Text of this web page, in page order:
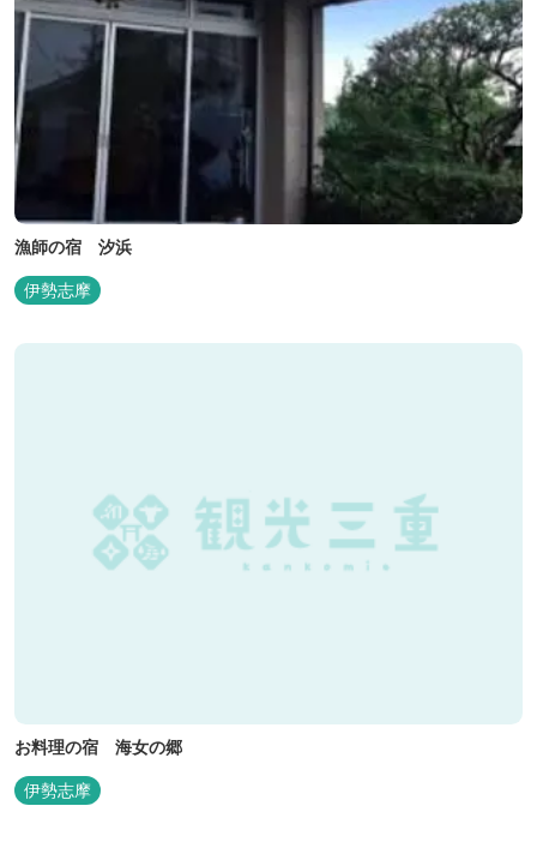
漁師の宿 汐浜
伊勢志摩
お料理の宿 海女の郷
伊勢志摩